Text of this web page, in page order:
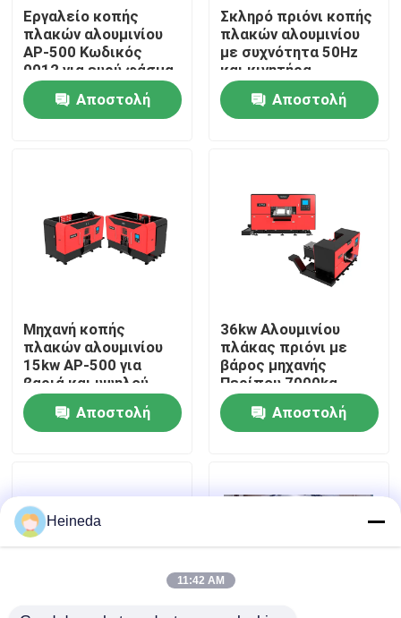
Σπίτι
Περίπου εμείς
Γύρος εργοστασίων
Ποιοτικός έλεγχος
Μας ελάτε σε επαφή με
Ζητήστε ένα απόσπασμα
CNC κυκλικό πριόνι
Εργαλείο κοπής
πλακών αλουμινίου
AP-500 Κωδικός
0012 για ευρύ φάσμα
εφαρμογών
Αποστολή
Σκληρό πριόνι κοπής
πλακών αλουμινίου
με συχνότητα 50Hz
και κινητήρα
κυψελών 25kw
Αποστολή
Μηχανή κοπής
πλακών αλουμινίου
15kw AP-500 για
βαριά και υψηλού
όγκου κοπή
Αποστολή
36kw Αλουμινίου
πλάκας πριόνι με
βάρος μηχανής
Περίπου 7000kg
Συνολική ισχύς 36kw
Κώδικας 0012
Αποστολή
Heineda
11:42 AM